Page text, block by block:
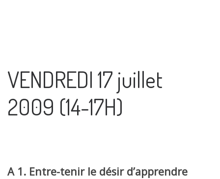
VENDREDI 17 juillet
2009 (14-17H)
A 1. Entre-tenir le désir d’apprendre